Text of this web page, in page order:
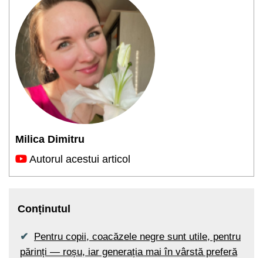
Milica Dimitru
Autorul acestui articol
Conținutul
Pentru copii, coacăzele negre sunt utile, pentru
părinți — roșu, iar generația mai în vârstă preferă